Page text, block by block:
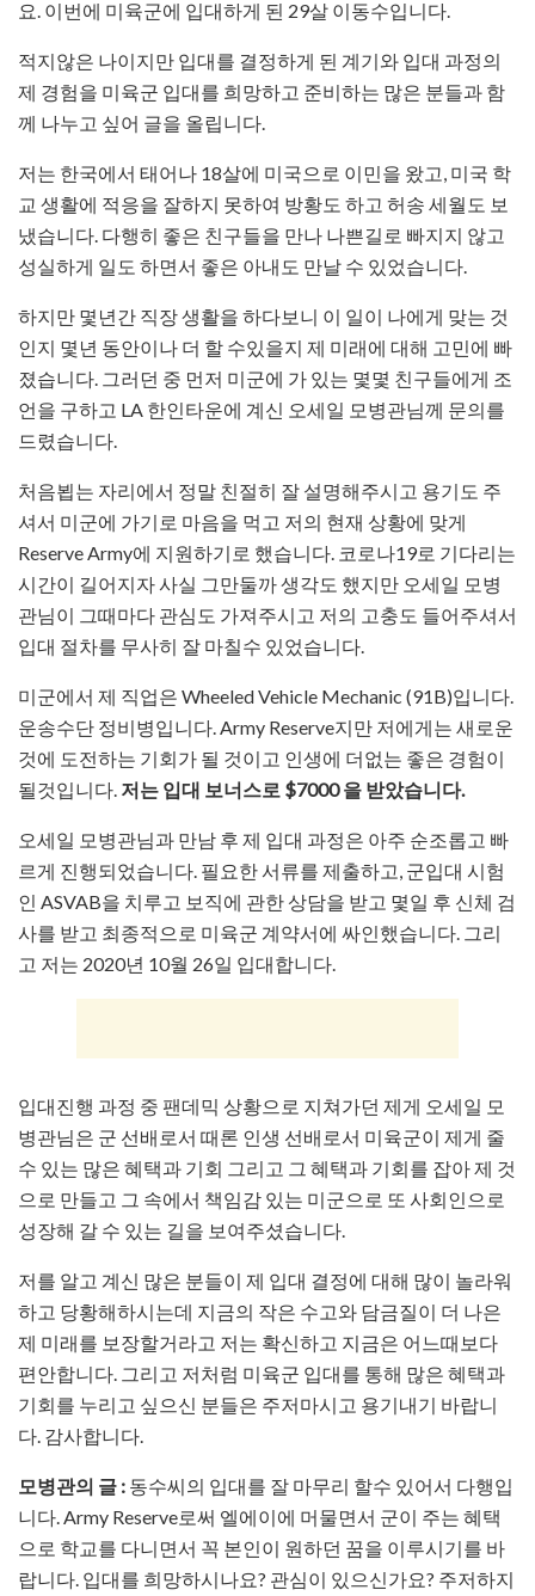
요. 이번에 미육군에 입대하게 된 29살 이동수입니다.
적지않은 나이지만 입대를 결정하게 된 계기와 입대 과정의
제 경험을 미육군 입대를 희망하고 준비하는 많은 분들과 함
께 나누고 싶어 글을 올립니다.
저는 한국에서 태어나 18살에 미국으로 이민을 왔고, 미국 학
교 생활에 적응을 잘하지 못하여 방황도 하고 허송 세월도 보
냈습니다. 다행히 좋은 친구들을 만나 나쁜길로 빠지지 않고
성실하게 일도 하면서 좋은 아내도 만날 수 있었습니다.
하지만 몇년간 직장 생활을 하다보니 이 일이 나에게 맞는 것
인지 몇년 동안이나 더 할 수있을지 제 미래에 대해 고민에 빠
졌습니다. 그러던 중 먼저 미군에 가 있는 몇몇 친구들에게 조
언을 구하고 LA 한인타운에 계신 오세일 모병관님께 문의를
드렸습니다.
처음뵙는 자리에서 정말 친절히 잘 설명해주시고 용기도 주
셔서 미군에 가기로 마음을 먹고 저의 현재 상황에 맞게
Reserve Army에 지원하기로 했습니다. 코로나19로 기다리는
시간이 길어지자 사실 그만둘까 생각도 했지만 오세일 모병
관님이 그때마다 관심도 가져주시고 저의 고충도 들어주셔서
입대 절차를 무사히 잘 마칠수 있었습니다.
미군에서 제 직업은 Wheeled Vehicle Mechanic (91B)입니다.
운송수단 정비병입니다. Army Reserve지만 저에게는 새로운
것에 도전하는 기회가 될 것이고 인생에 더없는 좋은 경험이
될것입니다. 저는 입대 보너스로 $7000 을 받았습니다.
오세일 모병관님과 만남 후 제 입대 과정은 아주 순조롭고 빠
르게 진행되었습니다. 필요한 서류를 제출하고, 군입대 시험
인 ASVAB을 치루고 보직에 관한 상담을 받고 몇일 후 신체 검
사를 받고 최종적으로 미육군 계약서에 싸인했습니다. 그리
고 저는 2020년 10월 26일 입대합니다.
입대진행 과정 중 팬데믹 상황으로 지쳐가던 제게 오세일 모
병관님은 군 선배로서 때론 인생 선배로서 미육군이 제게 줄
수 있는 많은 혜택과 기회 그리고 그 혜택과 기회를 잡아 제 것
으로 만들고 그 속에서 책임감 있는 미군으로 또 사회인으로
성장해 갈 수 있는 길을 보여주셨습니다.
저를 알고 계신 많은 분들이 제 입대 결정에 대해 많이 놀라워
하고 당황해하시는데 지금의 작은 수고와 담금질이 더 나은
제 미래를 보장할거라고 저는 확신하고 지금은 어느때보다
편안합니다. 그리고 저처럼 미육군 입대를 통해 많은 혜택과
기회를 누리고 싶으신 분들은 주저마시고 용기내기 바랍니
다. 감사합니다.
모병관의 글 : 동수씨의 입대를 잘 마무리 할수 있어서 다행입
니다. Army Reserve로써 엘에이에 머물면서 군이 주는 혜택
으로 학교를 다니면서 꼭 본인이 원하던 꿈을 이루시기를 바
랍니다. 입대를 희망하시나요? 관심이 있으신가요? 주저하지